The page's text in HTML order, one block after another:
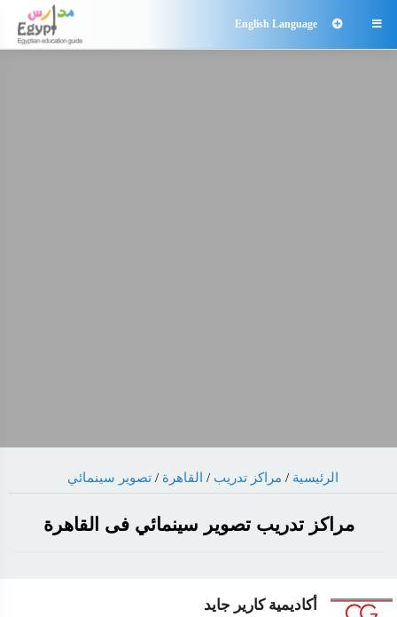

English Language
الرئيسية / مراكز تدريب / القاهرة / تصوير سينمائي
مراكز تدريب تصوير سينمائي فى القاهرة
أكاديمية كارير جايد